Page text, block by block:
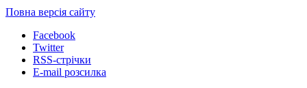
Повна версія сайту
Facebook
Twitter
RSS-стрічки
E-mail розсилка